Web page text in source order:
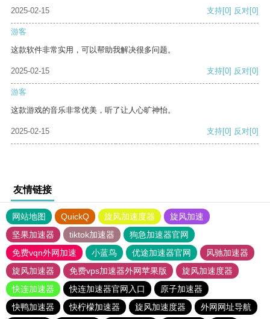
2025-02-15
支持[0] 反对[0]
游客
这款软件非常实用，可以帮助我解决很多问题。
2025-02-15 支持[0] 反对[0]
游客
这款游戏的音乐非常优美，听了让人心旷神怡。
2025-02-15 支持[0] 反对[0]
友情链接
网站地图 QuickQ 旋风加速度器
旋风加速
坚果加速器
tiktok加速器
狗急加速器官网
免费vqn外网加速
小蓝鸟 优途加速器官网
风驰加速器
旋风加速器
免费vps加速器外网苹果版
旋风加速度器
快连加速器
快连加速器官网入口
原子加速器
快鸭加速器
快柠檬加速器 旋风加速度器
外网网址导航